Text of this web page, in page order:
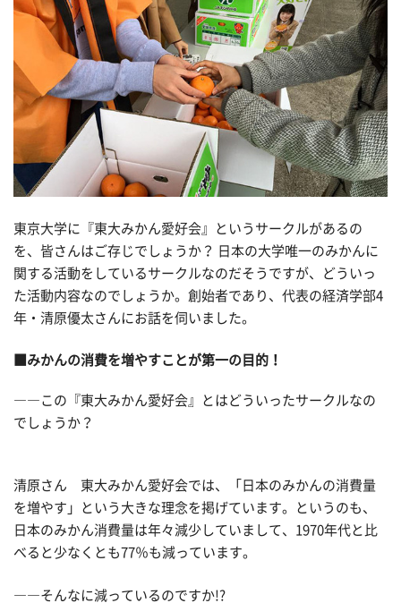
東京大学に『東大みかん愛好会』というサークルがあるの
を、皆さんはご存じでしょうか？ 日本の大学唯一のみかんに
関する活動をしているサークルなのだそうですが、どういっ
た活動内容なのでしょうか。創始者であり、代表の経済学部4
年・清原優太さんにお話を伺いました。
■みかんの消費を増やすことが第一の目的！
――この『東大みかん愛好会』とはどういったサークルなの
でしょうか？
清原さん 東大みかん愛好会では、「日本のみかんの消費量
を増やす」という大きな理念を掲げています。というのも、
日本のみかん消費量は年々減少していまして、1970年代と比
べると少なくとも77％も減っています。
――そんなに減っているのですか!?